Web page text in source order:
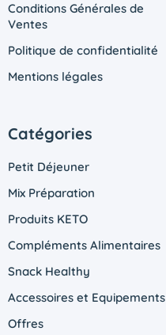
Conditions Générales de
Ventes
Politique de confidentialité
Mentions légales
Catégories
Petit Déjeuner
Mix Préparation
Produits KETO
Compléments Alimentaires
Snack Healthy
Accessoires et Equipements
Offres